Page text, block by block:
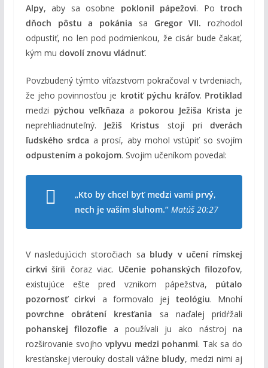
Alpy, aby sa osobne poklonil pápežovi. Potroch
dňoch pôstu a pokánia sa Gregor VII. rozhodol
odpustiť, no len pod podmienkou, že cisár bude čakať,
kým mu dovolí znovu vládnuť.
Povzbudený týmto víťazstvom pokračoval v tvrdeniach,
že jeho povinnosťou je krotiť pýchu kráľov. Protiklad
medzi pýchou veľkňaza a pokorou Ježiša Krista je
neprehliadnuteľný. Ježiš Kristus stojí pridverách
ľudského srdca a prosí, aby mohol vstúpiť so svojím
odpusteníma pokojom. Svojim učeníkom povedal:
„Kto by chcel byť medzi vami prvý,
nech je vaším sluhom.“ Matúš 20:27
V nasledujúcich storočiach sa bludy v učení rímskej
cirkvi šírili čoraz viac. Učenie pohanských filozofov,
existujúce ešte pred vznikom pápežstva, pútalo
pozornosť cirkvi a formovalo jej teológiu. Mnohí
povrchne obrátení kresťania sa naďalej pridŕžali
pohanskej filozofie a používali ju ako nástroj na
rozširovanie svojho vplyvu medzi pohanmi. Tak sa do
kresťanskej vierouky dostali vážne bludy, medzi nimi aj